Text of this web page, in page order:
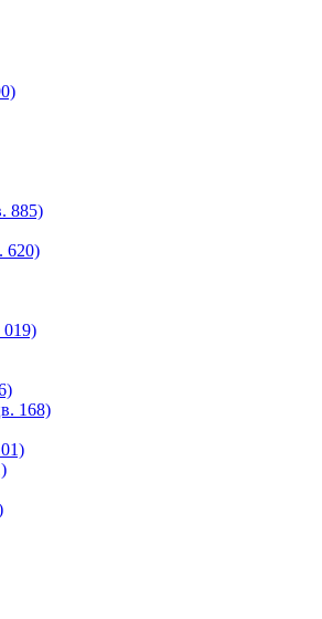
885)
620)
168)